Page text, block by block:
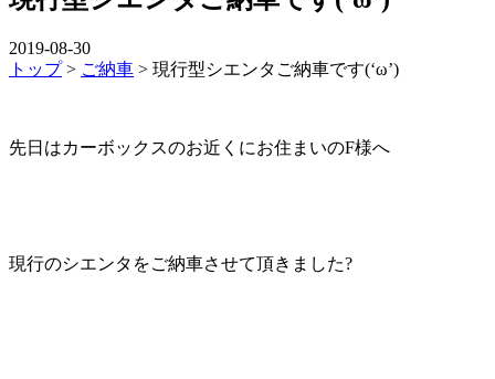
2019-08-30
トップ> ご納車 > 現行型シエンタご納車です(‘ω’)
先日はカーボックスのお近くにお住まいのF様へ
現行のシエンタをご納車させて頂きました?